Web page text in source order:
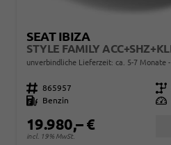
SEAT IBIZA
unverbindliche Lieferzeit: ca. 5-7 Monate
Fahrzeugnr. 865957 Getriebe
Kraftstoff
Benzin Leistung
19.980,– €
incl. 19% MwSt.